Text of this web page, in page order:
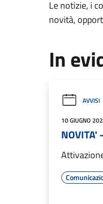
Le notizie, i
novità,
In
AVVISI
10 GIUGNO
NOVITA'